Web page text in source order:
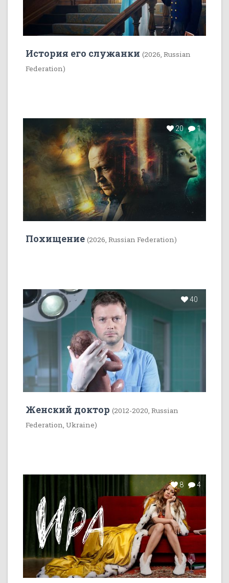
История его служанки (2026, Russian
Federation)
20 1
Похищение (2026, Russian Federation)
40
Женский доктор (2012-2020, Russian
Federation, Ukraine)
8 4